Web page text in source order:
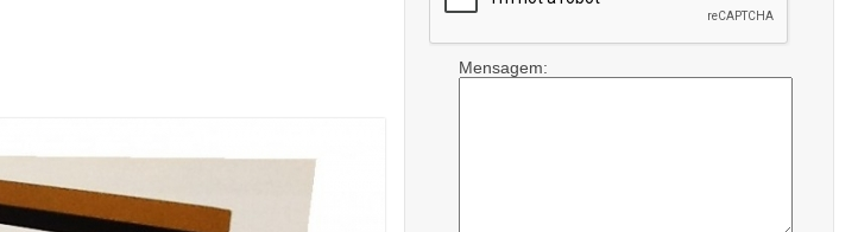
Mensagem: